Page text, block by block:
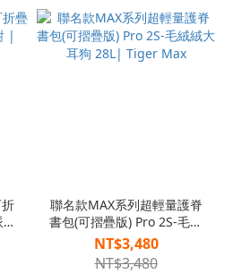
聯名款MAX系列超輕量護脊
書包(可摺疊版) Pro 2S-毛絨
絨大耳狗 28L| Tiger Max
NT$3,480
NT$3,480